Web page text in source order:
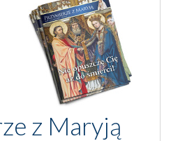
z Maryją